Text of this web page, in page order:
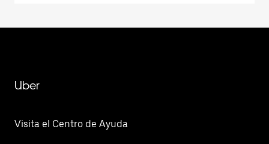
Uber
Visita el Centro de Ayuda